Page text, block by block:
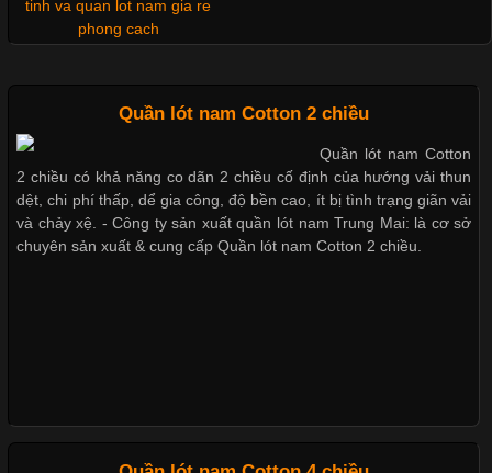
Không chỉ giúp tạo sự đồng bộ, áo thun
Chất Liệu Lycra Có Gì Đặc Biệt Trong Ngành Thời Trang?
Cập nhật 2026-05-27 17:03:46
Vải Lycra Là Gì? Chất Liệu Co Giãn Được Ưa Chuộng Trong
Ngành May Mặc Trong ngành thời trang hiện đại, các loại vải có
Xu hướng thời trang trẻ và
quần lót nam giá sỉ
Giặt và bảo quản quần lót nam
đúng cách
Quần lót nam Cotton 2 chiều
Quần lót nam Cotton
2 chiều có khả năng co dãn 2 chiều cố định của hướng vải thun
dệt, chi phí thấp, dể gia công, độ bền cao, ít bị tình trạng giãn vải
và chảy xệ. - Công ty sản xuất quần lót nam Trung Mai: là cơ sở
chuyên sản xuất & cung cấp Quần lót nam Cotton 2 chiều.